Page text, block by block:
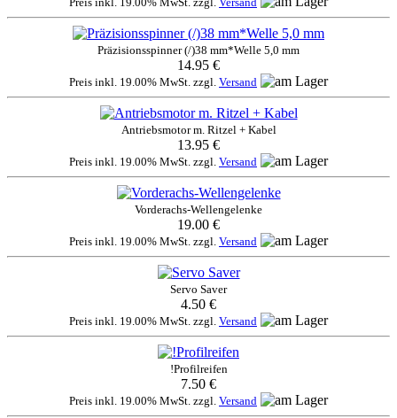
Präzisionsspinner (/)38 mm*Welle 5,0 mm
14.95 €
Preis inkl. 19.00% MwSt. zzgl. Versand
Antriebsmotor m. Ritzel + Kabel
13.95 €
Preis inkl. 19.00% MwSt. zzgl. Versand
Vorderachs-Wellengelenke
19.00 €
Preis inkl. 19.00% MwSt. zzgl. Versand
Servo Saver
4.50 €
Preis inkl. 19.00% MwSt. zzgl. Versand
!Profilreifen
7.50 €
Preis inkl. 19.00% MwSt. zzgl. Versand